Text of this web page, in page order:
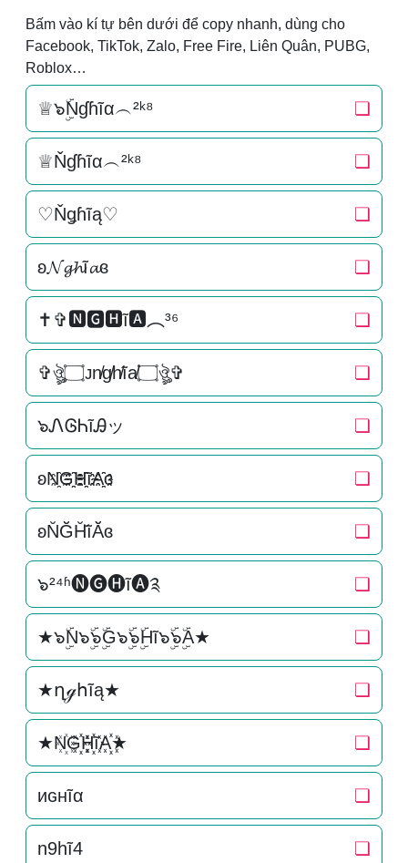
Bấm vào kí tự bên dưới để copy nhanh, dùng cho
Facebook, TikTok, Zalo, Free Fire, Liên Quân, PUBG,
Roblox…
♕๖ۣۜNɠɦĩα︵²ᵏ⁸ ❏
♕Ňɠɦĩα︵²ᵏ⁸ ❏
♡Ňǥɦĩą♡ ❏
ʚ𝓝𝓰𝓱ĩ𝓪ɞ ❏
✝✞🅽🅶🅷ĩ🅰︵³⁶ ❏
✞ঔৣ۝ᴊn̸g̸h̸ĩa̸۝ঔৣ✞ ❏
๖ᏁᎶᏂĩᎯッ ❏
ʚN҈G҈҈H҈҈ĩA҈҈ɞ ❏
ʚN̆Ğ̆H̆̆ĩĂ̆ɞ ❏
๖²⁴ʱ🅝🅖🅗ĩ🅐༉ ❏
★๖ۣۜN๖ۣۜ๖ۣۜG๖ۣۜ๖ۣۜHĩ๖ۣۜ๖ۣۜA★ ❏
★ղℊհĩą★ ❏
★N꙰G꙰꙰H꙰꙰ĩA꙰꙰★ ❏
иɢнĩα ❏
n9hĩ4 ❏